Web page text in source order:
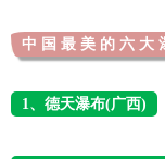
中 国 最 美 的 六 大
1、德天瀑布(广西)